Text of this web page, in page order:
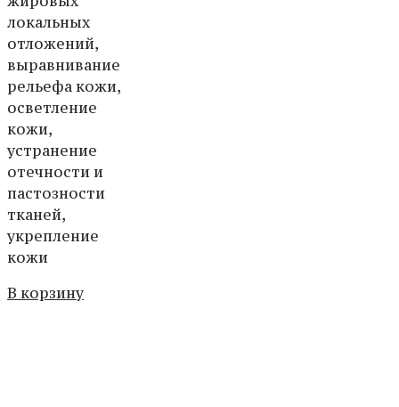
локальных
отложений,
выравнивание
рельефа кожи,
осветление
кожи,
устранение
отечности и
пастозности
тканей,
укрепление
кожи
В корзину